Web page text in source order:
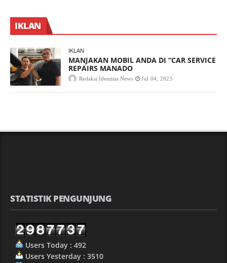
IKLAN
IKLAN
MANJAKAN MOBIL ANDA DI “CAR SERVICE
REPAIRS MANADO
Redaksi Identitas News Jul 04, 2025
STATISTIK PENGUNJUNG
Users Today : 492
Users Yesterday : 3510